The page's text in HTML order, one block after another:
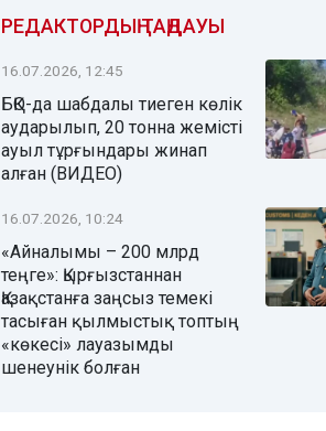
РЕДАКТОРДЫҢ ТАҢДАУЫ
16.07.2026, 12:45
БҚО-да шабдалы тиеген көлік
аударылып, 20 тонна жемісті
ауыл тұрғындары жинап
алған (ВИДЕО)
16.07.2026, 10:24
«Айналымы – 200 млрд
теңге»: Қырғызстаннан
Қазақстанға заңсыз темекі
тасыған қылмыстық топтың
«көкесі» лауазымды
шенеунік болған